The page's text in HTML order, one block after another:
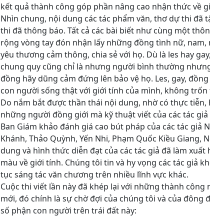
kết quả thành công góp phần nâng cao nhận thức về
Nhìn chung, nội dung các tác phẩm văn, thơ dự thi đã
thi đã thông báo. Tất cả các bài biết như cùng một
rộng vòng tay đón nhận lấy những đồng tình nữ,
yêu thương cảm thông, chia sẻ với họ. Dù là les hay
chung quy cũng chỉ là nhưng người bình thường
đồng hãy dũng cảm đứng lên bảo vệ họ. Les, gay,
con người sống thật với giới tính của mình, không
Do nắm bắt được thần thái nội dung, nhờ có thực
những người đồng giới mà kỹ thuật viết của các tác
Ban Giám khảo đánh giá cao bút pháp của các tác giả
Khánh, Thảo Quỳnh, Yến Nhi, Phạm Quốc Kiều
dung và hình thức diễn đạt của các tác giả đã làm
màu về giới tính. Chúng tôi tin và hy vọng các tác giả
tục sáng tác văn chương trên nhiều lĩnh vực khác.
Cuộc thi viết lần này đã khép lại với những thành
mới, đó chính là sự chờ đợi của chúng tôi và của
số phận con người trên trái đất này: